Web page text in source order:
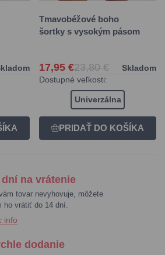
Tmavobéžové boho
šortky s vysokým pásom
17,95 €23,80 €
Skladom
Dostupné veľkosti:
Univerzálna
dní na vrátenie
tovar nevyhovuje, môžete
ho vrátiť do 14 dní.
info
dodanie